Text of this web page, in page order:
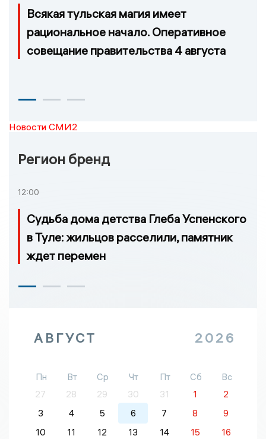
Всякая тульская магия имеет
рациональное начало. Оперативное
совещание правительства 4 августа
Новости СМИ2
Регион бренд
12:00
Судьба дома детства Глеба Успенского
в Туле: жильцов расселили, памятник
ждет перемен
АВГУСТ 2026
Пн Вт Ср Чт Пт Сб
Вс
27
28 29 30 31 1
2
3
4 5 6 7 8
9
10
11 12 13 14 15
16